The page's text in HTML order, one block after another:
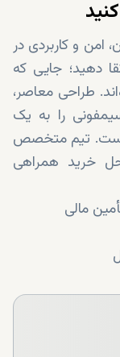
امن و کاربردی در
دهید؛ جایی که
طراحی معاصر،
را به یک
است. تیم متخصص
خرید همراهی
مالی